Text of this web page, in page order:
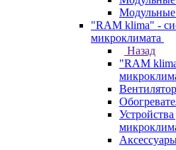
"RAM klima" -
микроклимата
Назад
"RAM